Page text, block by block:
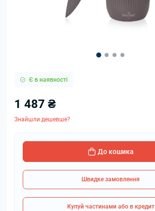
Є в наявності
1 487 ₴
Знайшли дешевше?
До кошика
Швидке замовлення
Купуй частинами або в кредит